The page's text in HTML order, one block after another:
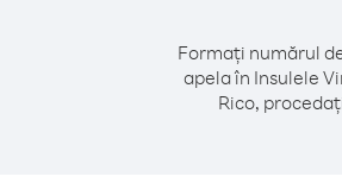
Formați numărul
apela în Insulele
Rico,